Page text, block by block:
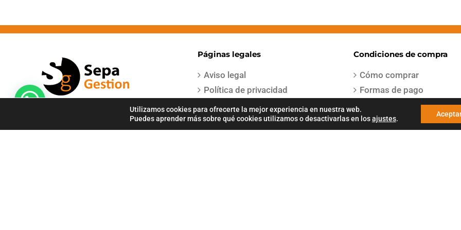
Páginas legales
Aviso legal
Política de privacidad
Términos del servicio
Condiciones de venta
Condiciones de compra
Cómo comprar
Formas de pago
Entregas y envíos
Devoluciones y cambios
Utilizamos cookies para ofrecerte la mejor experiencia en nuestra web.
Puedes aprender más sobre qué cookies utilizamos o desactivarlas en losajustes.